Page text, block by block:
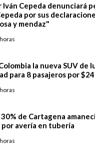
Iván Cepeda denunciará
por sus
y mendaz"
la nueva SUV de
para 8 pasajeros por
de Cartagena
avería en tubería